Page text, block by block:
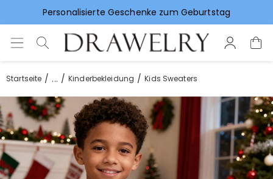
Vorlieben für Hochzeitsgeschenke
Startseite ... Kinderbekleidung Kids Sweaters